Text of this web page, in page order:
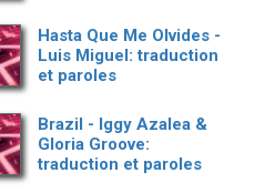
Hasta Que Me Olvides -
Luis Miguel: traduction
et paroles
Brazil - Iggy Azalea &
Gloria Groove:
traduction et paroles